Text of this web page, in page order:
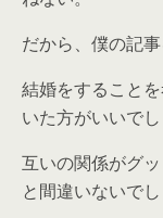
だから、僕の記
結婚をすること
いた方がいいでし
互いの関係がグ
と間違いないでし